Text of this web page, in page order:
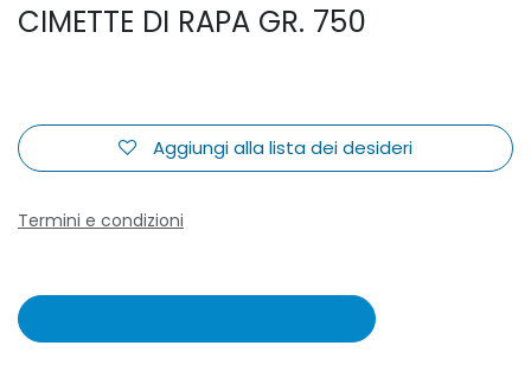
CIMETTE DI RAPA GR. 750
Aggiungi alla lista dei desideri
Termini e condizioni